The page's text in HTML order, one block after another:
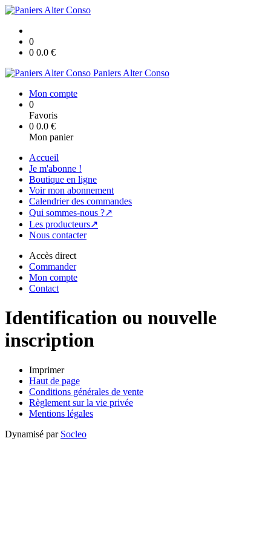
0
0 0.0 €
Paniers Alter Conso
Mon compte
0
Favoris
0 0.0 €
Mon panier
Accueil
Je m'abonne !
Boutique en ligne
Voir mon abonnement
Calendrier des commandes
Qui sommes-nous ?↗
Les producteurs↗
Nous contacter
Accès direct
Commander
Mon compte
Contact
Identification ou nouvelle
inscription
Imprimer
Haut de page
Conditions générales de vente
Règlement sur la vie privée
Mentions légales
Dynamisé par Socleo